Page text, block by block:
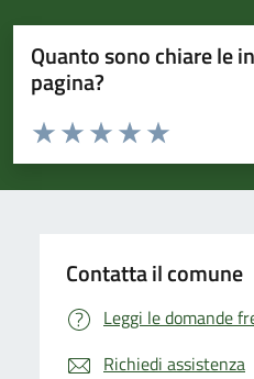
Quanto sono chiare le
pagina?
Valuta da 1 a 5 stelle la pagina
Valuta 5
Valuta 4 stelle su
Valuta 3 stelle su 5
Valuta 2 stelle su 5
Valuta 1 stelle su 5
Contatta il comune
Leggi le domande
Richiedi assistenza